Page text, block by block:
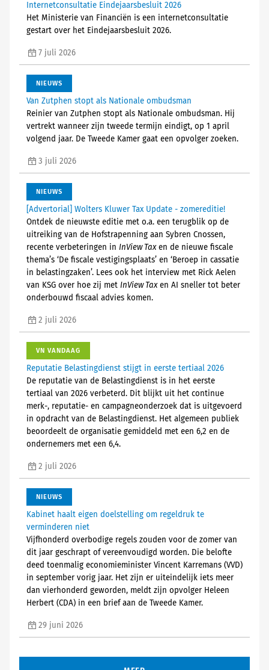
Internetconsultatie Eindejaarsbesluit 2026
Het Ministerie van Financiën is een internetconsultatie
gestart over het Eindejaarsbesluit 2026.
7 juli 2026
NIEUWS
Van Zutphen stopt als Nationale ombudsman
Reinier van Zutphen stopt als Nationale ombudsman. Hij
vertrekt wanneer zijn tweede termijn eindigt, op 1 april
volgend jaar. De Tweede Kamer gaat een opvolger zoeken.
3 juli 2026
NIEUWS
[Advertorial] Wolters Kluwer Tax Update - zomereditie!
Ontdek de nieuwste editie met o.a. een terugblik op de
uitreiking van de Hofstrapenning aan Sybren Cnossen,
recente verbeteringen in InView Taxen de nieuwe fiscale
thema’s ‘De fiscale vestigingsplaats’ en ‘Beroep in cassatie
in belastingzaken’. Lees ook het interview met Rick Aelen
van KSG over hoe zij met InView Taxen AI sneller tot beter
onderbouwd fiscaal advies komen.
2 juli 2026
VN VANDAAG
Reputatie Belastingdienst stijgt in eerste tertiaal 2026
De reputatie van de Belastingdienst is in het eerste
tertiaal van 2026 verbeterd. Dit blijkt uit het continue
merk-, reputatie- en campagneonderzoek dat is uitgevoerd
in opdracht van de Belastingdienst. Het algemeen publiek
beoordeelt de organisatie gemiddeld met een 6,2 en de
ondernemers met een 6,4.
2 juli 2026
NIEUWS
Kabinet haalt eigen doelstelling om regeldruk te
verminderen niet
Vijfhonderd overbodige regels zouden voor de zomer van
dit jaar geschrapt of vereenvoudigd worden. Die belofte
deed toenmalig economieminister Vincent Karremans (VVD)
in september vorig jaar. Het zijn er uiteindelijk iets meer
dan vierhonderd geworden, meldt zijn opvolger Heleen
Herbert (CDA) in een brief aan de Tweede Kamer.
29 juni 2026